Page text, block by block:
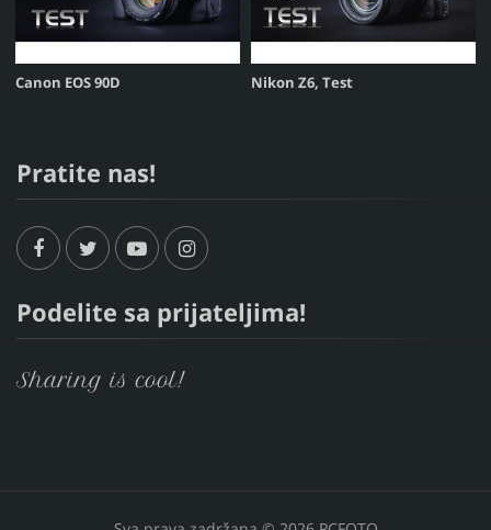
Canon EOS 90D Nikon Z6, Test
Pratite nas!
Podelite sa prijateljima!
Sharing is cool!